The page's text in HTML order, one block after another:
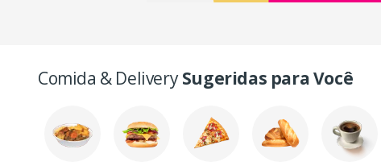
Comida & DeliverySugeridas para Você